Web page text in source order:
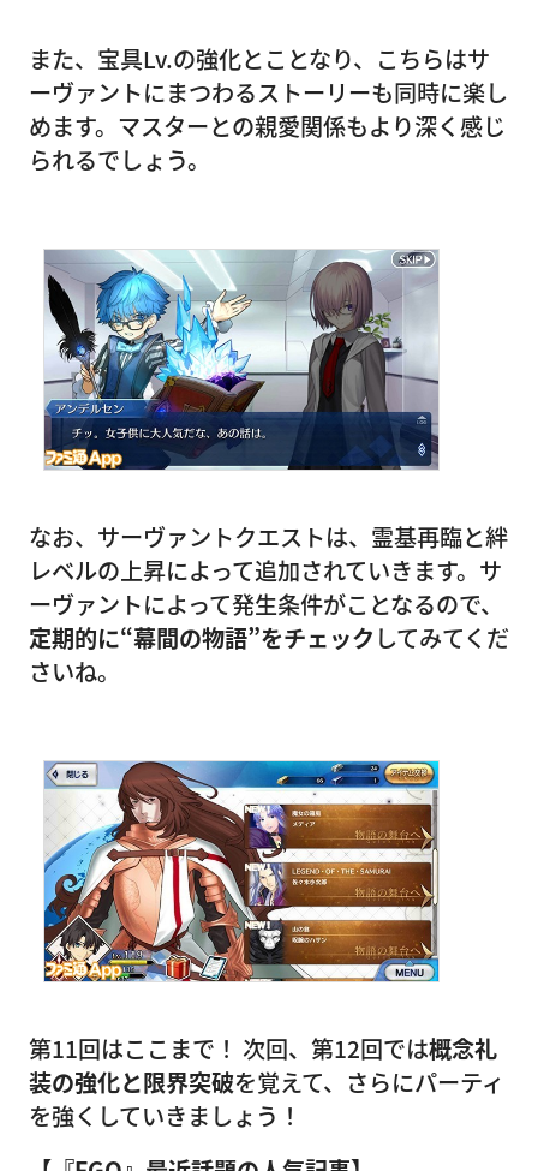
また、宝具Lv.の強化とことなり、こちらはサ
ーヴァントにまつわるストーリーも同時に楽し
めます。マスターとの親愛関係もより深く感じ
られるでしょう。
なお、サーヴァントクエストは、霊基再臨と絆
レベルの上昇によって追加されていきます。サ
ーヴァントによって発生条件がことなるので、
定期的に“幕間の物語”をチェック してみてくだ
さいね。
第11回はここまで！ 次回、第12回では概念礼
装の強化と限界突破を覚えて、さらにパーティ
を強くしていきましょう！